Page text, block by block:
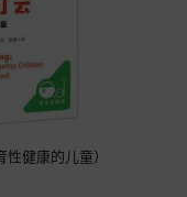
健康的儿童）